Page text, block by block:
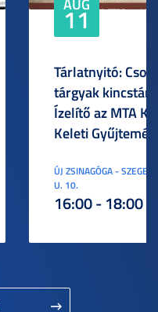
11
Tárlatnyitó:
tárgyak
Ízelítő az MTA
Keleti
ÚJ ZSINAGÓGA -
U. 10.
16:00 - 18:00